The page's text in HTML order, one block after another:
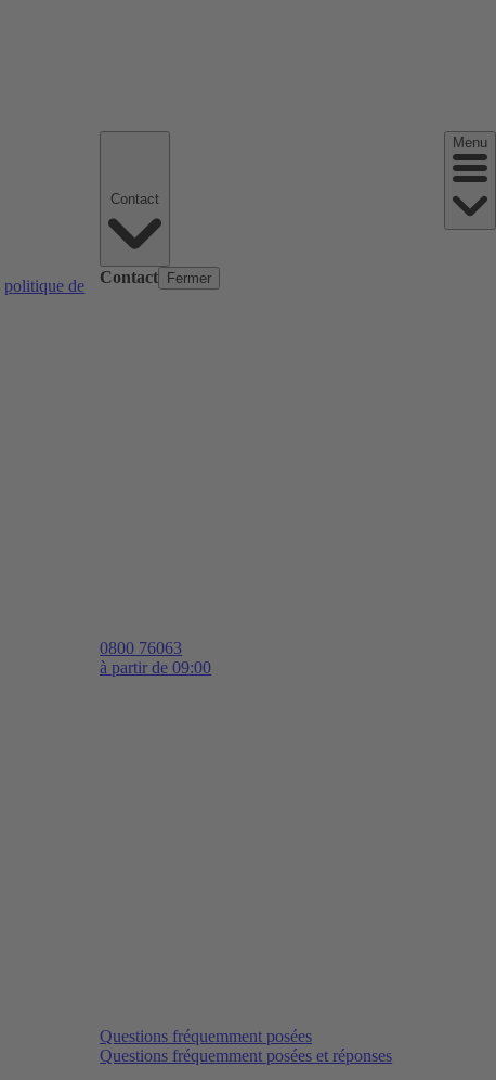
politique de
Contact Fermer
0800 76063
à partir de 09:00
Questions fréquemment posées
Questions fréquemment posées et réponses
Menu